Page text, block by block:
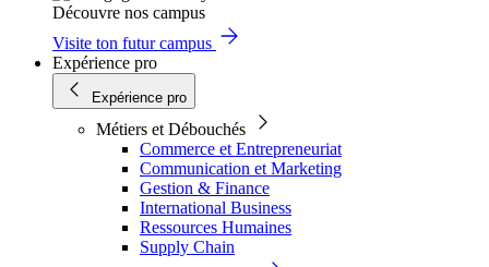
Découvre nos campus
Visite ton futur campus
Expérience pro
Expérience pro
Métiers et Débouchés
Commerce et Entrepreneuriat
Communication et Marketing
Gestion & Finance
International Business
Ressources Humaines
Supply Chain